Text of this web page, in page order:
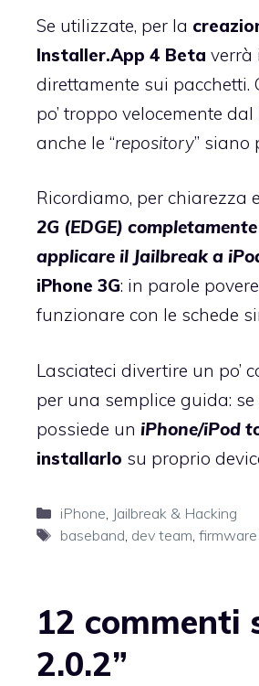
Se utilizzate, per la
Installer.App 4 Beta verrà
direttamente sui pacchetti.
po’ troppo velocemente dal
anche le “repository” siano
Ricordiamo, per chiarezza
2G (EDGE)
applicare il Jailbreak a
iPhone 3G: in parole
funzionare con le schede
Lasciateci divertire un po’
per una semplice guida:
possiede un iPhone/iPod
installarlo su proprio
Categorie
iPhone, Jailbreak & Hacking
Tag
baseband, dev team,
12 commenti
2.0.2”